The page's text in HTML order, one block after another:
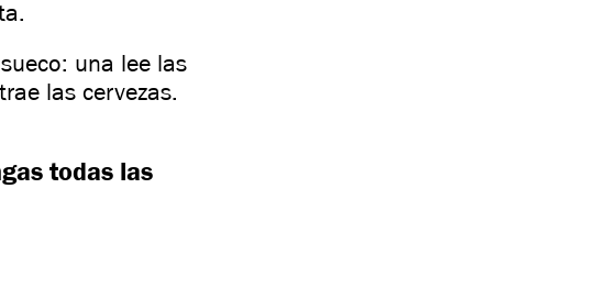
una lee las
las cervezas.
todas las